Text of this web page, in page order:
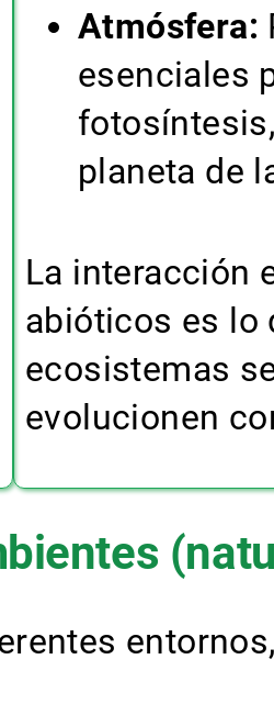
Atmósfera:
esenciales
planeta de
La interacción
abióticos es lo
ecosistemas
evolucionen